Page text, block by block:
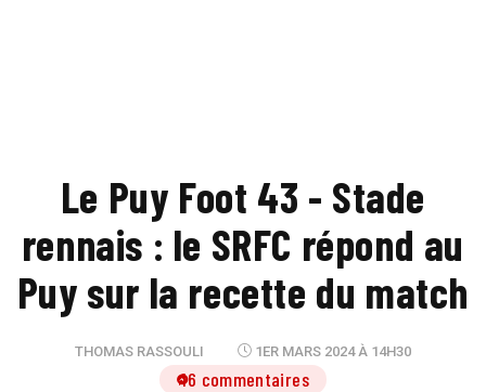
Le Puy Foot 43 - Stade
rennais : le SRFC répond au
Puy sur la recette du match
THOMAS RASSOULI 1ER MARS 2024 À 14H30
16 commentaires